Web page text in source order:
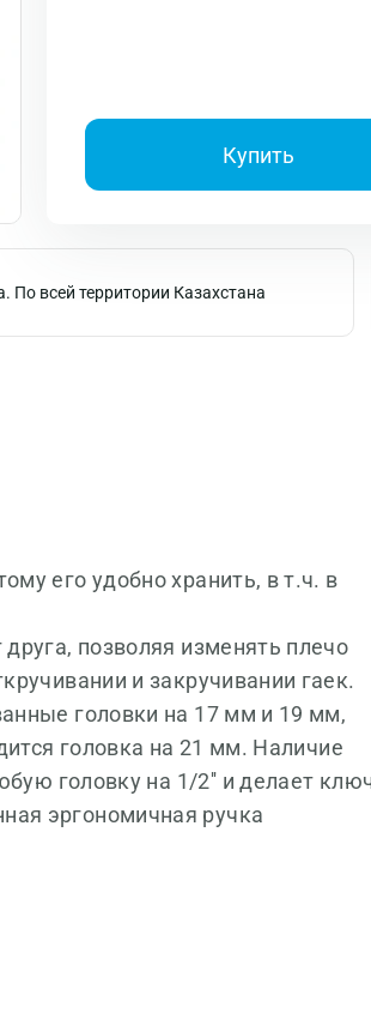
Купить
По всей территории Казахстана
его удобно хранить, в т.ч. в
позволяя изменять плечо
и закручивании гаек.
головки на 17 мм и 19 мм,
головка на 21 мм. Наличие
головку на 1/2'' и делает
эргономичная ручка